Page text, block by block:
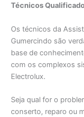
Técnicos
Os técnicos da
Gumercindo são
base de
com os complexos
Electrolux.
Seja qual for o
conserto, reparo ou